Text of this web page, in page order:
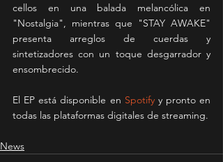
cellos en una balada melancólica en
"Nostalgia", mientras que "STAY AWAKE"
presenta arreglos de cuerdas y
sintetizadores con un toque desgarrador y
ensombrecido.
El EP está disponible en Spotify y pronto en
todas las plataformas digitales de streaming.
News